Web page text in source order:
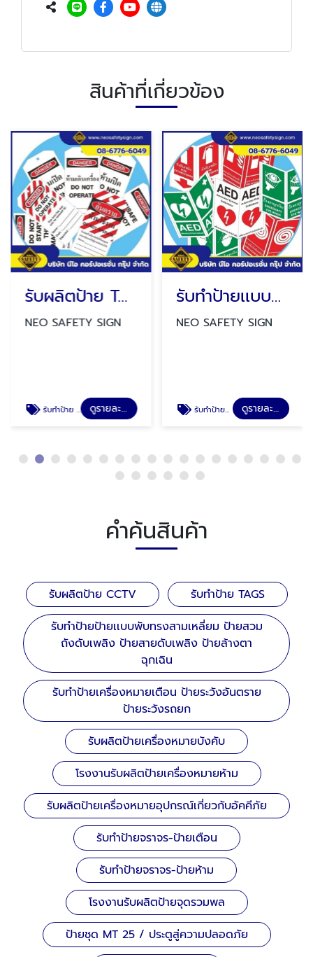
สินค้าที่เกี่ยวข้อง
รับผลิตป้าย TAGS
NEO SAFETY SIGN
รับทำป้าย TAGS ดูรายละเอียด
รับทำป้ายเเบบพับทรงสามเหลี่ยม
NEO SAFETY SIGN
รับทำป้ายป้ายเเบบพับทรงสามเหลี่ยม ป้ายสวมถังดับเพลิง ป้ายสายดับเพลิง ป้ายล้างตาฉุกเฉิน ดูรายละเอียด
คำค้นสินค้า
รับผลิตป้าย CCTV
รับทำป้าย TAGS
รับทำป้ายป้ายเเบบพับทรงสามเหลี่ยม ป้ายสวม
ถังดับเพลิง ป้ายสายดับเพลิง ป้ายล้างตา
ฉุกเฉิน
รับทำป้ายเครื่องหมายเตือน ป้ายระวังอันตราย
ป้ายระวังรถยก
รับผลิตป้ายเครื่องหมายบังคับ
โรงงานรับผลิตป้ายเครื่องหมายห้าม
รับผลิตป้ายเครื่องหมายอุปกรณ์เกี่ยวกับอัคคีภัย
รับทำป้ายจราจร-ป้ายเตือน
รับทำป้ายจราจร-ป้ายห้าม
โรงงานรับผลิตป้ายจุดรวมพล
ป้ายชุด MT 25 / ประตูสู่ความปลอดภัย